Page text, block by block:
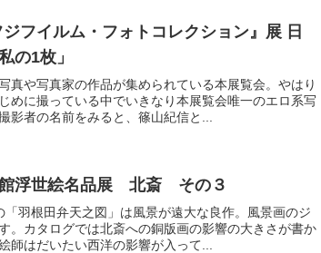
フイルム・フォトコレクション』展 日
の1枚」
真や写真家の作品が集められている本展覧会。やはり
めに撮っている中でいきなり本展覧会唯一のエロ系写
影者の名前をみると、篠山紀信と...
浮世絵名品展 北斎 その３
羽根田弁天之図」は風景が遠大な良作。風景画のジ
。カタログでは北斎への銅版画の影響の大きさが書か
師はだいたい西洋の影響が入って...